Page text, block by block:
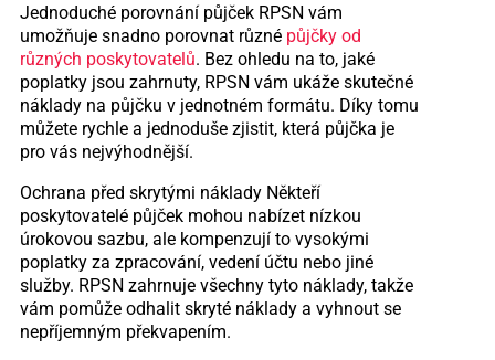
Jednoduché porovnání půjček RPSN vám
umožňuje snadno porovnat různé půjčky od
různých poskytovatelů. Bez ohledu na to, jaké
poplatky jsou zahrnuty, RPSN vám ukáže skutečné
náklady na půjčku v jednotném formátu. Díky tomu
můžete rychle a jednoduše zjistit, která půjčka je
pro vás nejvýhodnější.
Ochrana před skrytými náklady Někteří
poskytovatelé půjček mohou nabízet nízkou
úrokovou sazbu, ale kompenzují to vysokými
poplatky za zpracování, vedení účtu nebo jiné
služby. RPSN zahrnuje všechny tyto náklady, takže
vám pomůže odhalit skryté náklady a vyhnout se
nepříjemným překvapením.